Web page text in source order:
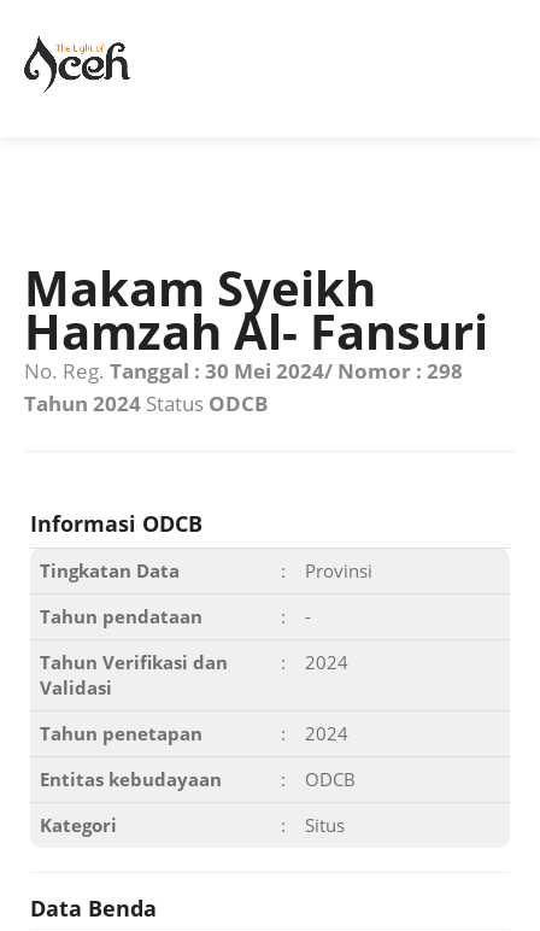
Makam Syeikh
Hamzah Al- Fansuri
No. Reg. Tanggal : 30 Mei 2024/ Nomor : 298
Tahun 2024 Status ODCB
Informasi ODCB
Tingkatan Data :
Provinsi
Tahun pendataan
:
-
Tahun Verifikasi dan
Validasi
: 2024
Tahun penetapan :
2024
Entitas kebudayaan
:
ODCB
Kategori
: Situs
Data Benda